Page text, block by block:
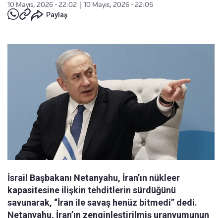
10 Mayıs, 2026 - 22:02
10 Mayıs, 2026 - 22:05
Paylaş
İsrail Başbakanı Netanyahu, İran’ın nükleer
kapasitesine ilişkin tehditlerin sürdüğünü
savunarak, “İran ile savaş henüz bitmedi” dedi.
Netanyahu, İran’ın zenginleştirilmiş uranyumunun